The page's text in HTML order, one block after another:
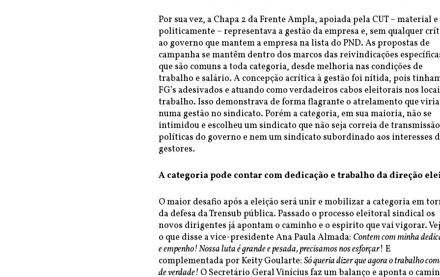
Por sua vez, a Chapa 2 da Frente Ampla, apoiada pela CUT – material e
politicamente – representava a gestão da empresa e, sem qualquer
ao governo que mantem a empresa na lista do PND. As propostas de
campanha se mantêm dentro dos marcos das reivindicações
que são comuns a toda categoria, desde melhoria nas condições de
trabalho e salário. A concepção acrítica à gestão foi nítida, pois
FG’s adesivados e atuando como verdadeiros cabos eleitorais nos
trabalho. Isso demonstrava de forma flagrante o atrelamento que viria
numa gestão no sindicato. Porém a categoria, em sua maioria, não se
intimidou e escolheu um sindicato que não seja correia de
políticas do governo e nem um sindicato subordinado aos interesses
gestores.
A categoria pode contar com dedicação e trabalho da direção
O maior desafio após a eleição será unir e mobilizar a categoria em
da defesa da Trensub pública. Passado o processo eleitoral sindical os
novos dirigentes já apontam o caminho e o espirito que vai vigorar.
o que disse a vice-presidente Ana Paula Almada: Contem com minha
e empenho! Nossa luta é grande e pesada, precisamos nos esforçar! E
complementada por Keity Goularte: Só queria dizer que agora o trabalho
de verdade! O Secretário Geral Vinícius faz um balanço e aponta o